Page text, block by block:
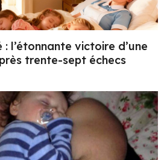
l’étonnante victoire d’une
trente-sept échecs